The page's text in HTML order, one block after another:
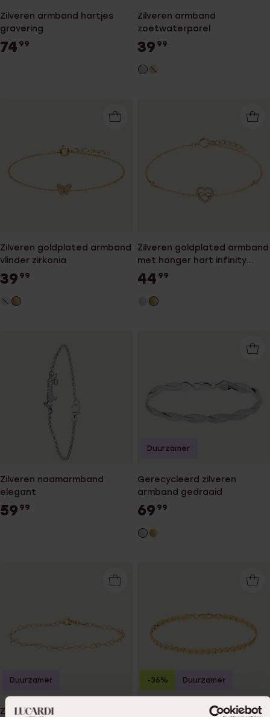
Zilveren armband hartjes
gravering
74 99
Zilveren armband
zoetwaterparel
39 99
Zilveren goldplated armband
vlinder zirkonia
39 99
Zilveren goldplated armband
met hanger hart infinity
zirkonia
44 99
Zilveren naamarmband
elegant
59 99
Gerecycleerd zilveren
armband gedraaid
69 99
Duurzamer
Zilveren goldplated armband
Duurzamer
Gerecycleerd zilveren
-36% Duurzamer